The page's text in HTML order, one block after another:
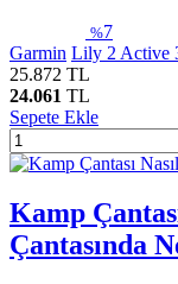
%7
Garmin Lily 2 Active
25.872 TL
24.061 TL
Sepete Ekle
Kamp
Çantasında